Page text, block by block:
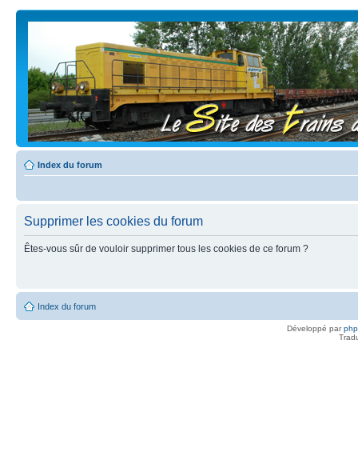
Index du forum
Supprimer les cookies du forum
Êtes-vous sûr de vouloir supprimer tous les cookies de ce forum ?
Index du forum
Développé par